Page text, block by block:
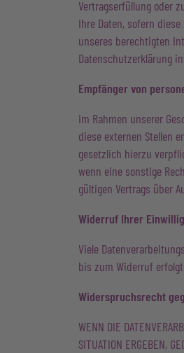
Vertragserfüllung oder
Ihre Daten, sofern
unseres berechtigten
Datenschutzerklärung
Empfänger von
Im Rahmen unserer
diese externen Stellen
gesetzlich hierzu
wenn eine sonstige
gültigen Vertrags über
Widerruf Ihrer
Viele
bis zum Widerruf
Widerspruchsrecht
WENN DIE
SITUATION ERGEBEN,